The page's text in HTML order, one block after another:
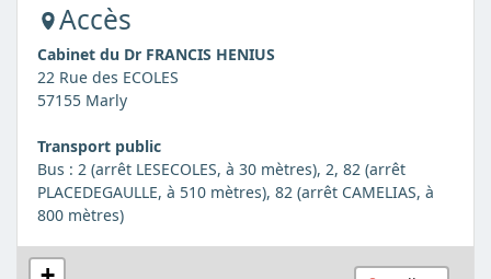
Accès
Cabinet du Dr FRANCIS HENIUS
22 Rue des ECOLES
57155 Marly
Transport public
Bus : 2 (arrêt LESECOLES, à 30 mètres), 2, 82 (arrêt
PLACEDEGAULLE, à 510 mètres), 82 (arrêt CAMELIAS, à
800 mètres)